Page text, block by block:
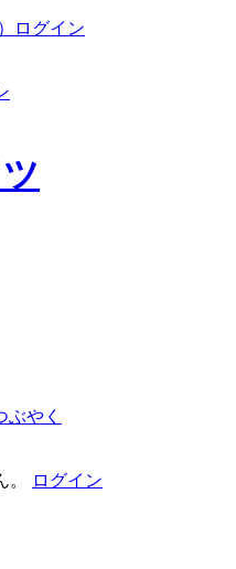
ログイン
ぶやく
。
ログイン